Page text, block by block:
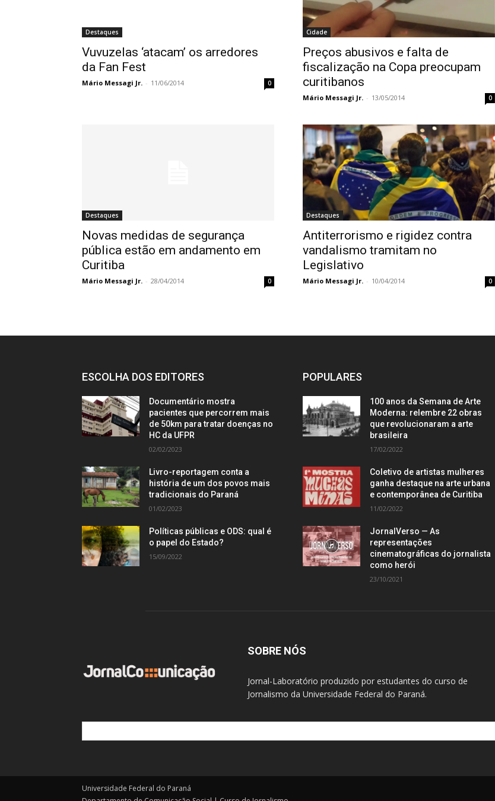
Destaques
Vuvuzelas ‘atacam’ os arredores
da Fan Fest
Mário Messagi Jr. - 11/06/2014 0
Cidade
Preços abusivos e falta de
fiscalização na Copa preocupam
curitibanos
Mário Messagi Jr. - 13/05/2014 0
Destaques
Novas medidas de segurança
pública estão em andamento em
Curitiba
Mário Messagi Jr. - 28/04/2014 0
Destaques
Antiterrorismo e rigidez contra
vandalismo tramitam no
Legislativo
Mário Messagi Jr. - 10/04/2014 0
ESCOLHA DOS EDITORES
Documentário mostra
pacientes que percorrem mais
de 50km para tratar doenças no
HC da UFPR
02/02/2023
Livro-reportagem conta a
história de um dos povos mais
tradicionais do Paraná
01/02/2023
Políticas públicas e ODS: qual é
o papel do Estado?
15/09/2022
POPULARES
100 anos da Semana de Arte
Moderna: relembre 22 obras
que revolucionaram a arte
brasileira
17/02/2022
Coletivo de artistas mulheres
ganha destaque na arte urbana
e contemporânea de Curitiba
11/02/2022
JornalVerso — As
representações
cinematográficas do jornalista
como herói
23/10/2021
SOBRE NÓS
Jornal-Laboratório produzido por estudantes do curso de
Jornalismo da Universidade Federal do Paraná.
Universidade Federal do Paraná